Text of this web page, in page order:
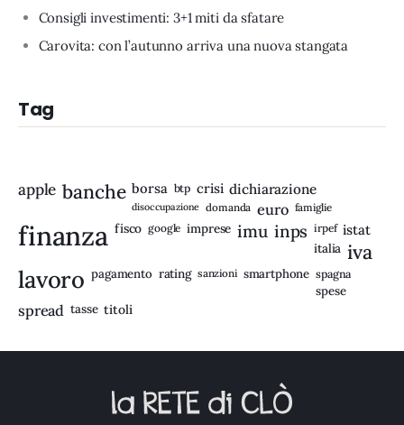
Consigli investimenti: 3+1 miti da sfatare
Carovita: con l’autunno arriva una nuova stangata
Tag
apple banche borsa btp crisi dichiarazione
disoccupazione domanda euro famiglie
finanza fisco google imprese imu inps irpef istat
italia iva
lavoro pagamento rating sanzioni smartphone spagna
spese
spread tasse titoli